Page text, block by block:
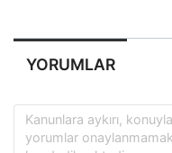
YORUMLAR